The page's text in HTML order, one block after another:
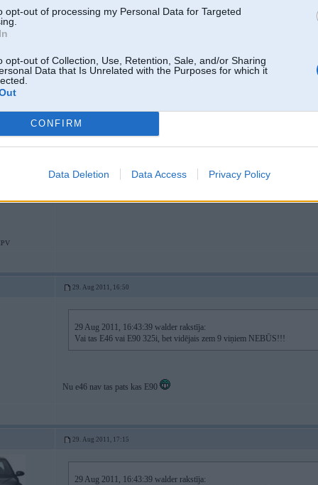
opt-out of processing my Personal Data for Targeted
opt-out of Collection, Use, Retention, Sale, and/or Sharing
Data that Is Unrelated with the Purposes for which it
CONFIRM
Data Deletion Data Access Privacy Policy
kādu laiku bija e90 2.0 benz
29. Aug 2011, 16:50
29 Aug 2011, 16:43:39 walder rakstīja:
Vai tas E46 vai E90 325i, bet vidējais zem 9 viņiem NEBŪS!!!
Nu e46 nav tas pats kas E90
29. Aug 2011, 17:15
29 Aug 2011, 16:43:39 walder rakstīja: